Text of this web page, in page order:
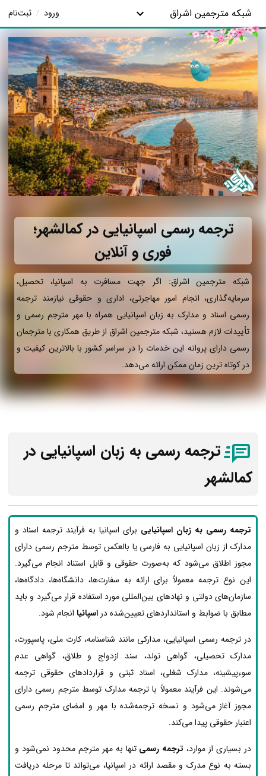
شبکه مترجمین اشراق ورود / ثبت‌نام
ترجمه رسمی اسپانیایی در کمالشهر؛
فوری و آنلاین
شبکه مترجمین اشراق: اگر جهت مسافرت به اسپانیا، تحصیل،
سرمایه‌گذاری، انجام امور مهاجرتی، اداری و حقوقی نیازمند ترجمه
رسمی اسناد و مدارک به زبان اسپانیایی همراه با مهر مترجم رسمی و
تأییدات لازم هستید، شبکه مترجمین اشراق از طریق همکاری با مترجمان
رسمی دارای پروانه این خدمات را در سراسر کشور با بالاترین کیفیت و
در کوتاه ترین زمان ممکن ارائه می‌دهد.
ترجمه رسمی به زبان اسپانیایی در
کمالشهر
ترجمه رسمی به زبان اسپانیایی برای اسپانیا به فرآیند ترجمه اسناد و
مدارک از زبان اسپانیایی به فارسی یا بالعکس توسط مترجم رسمی دارای
مجوز اطلاق می‌شود که به‌صورت حقوقی و قابل استناد انجام می‌گیرد.
این نوع ترجمه معمولاً برای ارائه به سفارت‌ها، دانشگاه‌ها، دادگاه‌ها،
سازمان‌های دولتی و نهادهای بین‌المللی مورد استفاده قرار می‌گیرد و باید
مطابق با ضوابط و استانداردهای تعیین‌شده در اسپانیا انجام شود.
در ترجمه رسمی اسپانیایی، مدارکی مانند شناسنامه، کارت ملی، پاسپورت،
مدارک تحصیلی، گواهی تولد، سند ازدواج و طلاق، گواهی عدم
سوءپیشینه، مدارک شغلی، اسناد ثبتی و قراردادهای حقوقی ترجمه
می‌شوند. این فرآیند معمولاً با ترجمه مدارک توسط مترجم رسمی دارای
مجوز آغاز می‌شود و نسخه ترجمه‌شده با مهر و امضای مترجم رسمی
اعتبار حقوقی پیدا می‌کند.
در بسیاری از موارد، ترجمه رسمی تنها به مهر مترجم محدود نمی‌شود و
بسته به نوع مدرک و مقصد ارائه در اسپانیا، می‌تواند تا مرحله دریافت